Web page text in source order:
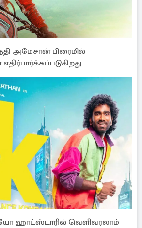
அமேசான் பிரைமில்
ஹாட்ஸ்டாரில் வெளிவரலாம்